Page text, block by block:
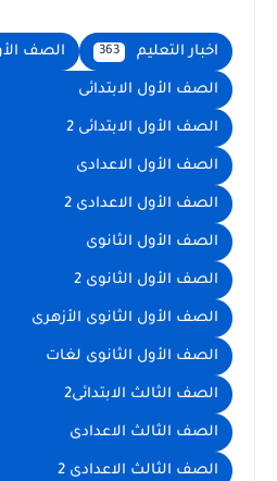
اخبار التعليم 363 الصف
الصف الأول الابتدائى
الصف الأول الابتدائى 2
الصف الأول الاعدادى
الصف الأول الاعدادى 2
الصف الأول الثانوى
الصف الأول الثانوى 2
الصف الأول الثانوى الأزهرى
الصف الأول الثانوى لغات
الصف الثالث الابتدائى2
الصف الثالث الاعدادى
الصف الثالث الاعدادى 2